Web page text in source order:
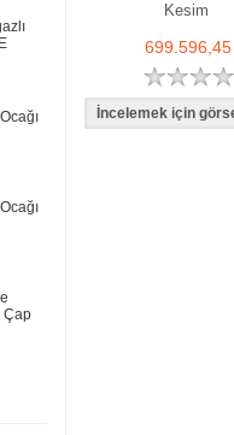
Çap
Kesim
699.596,45